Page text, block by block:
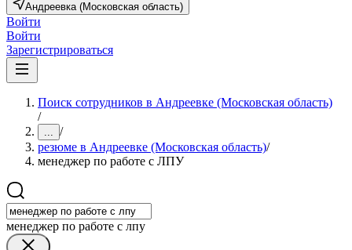
Андреевка (Московская область)
Войти
Войти
Зарегистрироваться
Поиск сотрудников в Андреевке (Московская область)
/
... /
резюме в Андреевке (Московская область)/
менеджер по работе с ЛПУ
менеджер по работе с лпу